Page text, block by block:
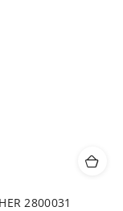
2800031